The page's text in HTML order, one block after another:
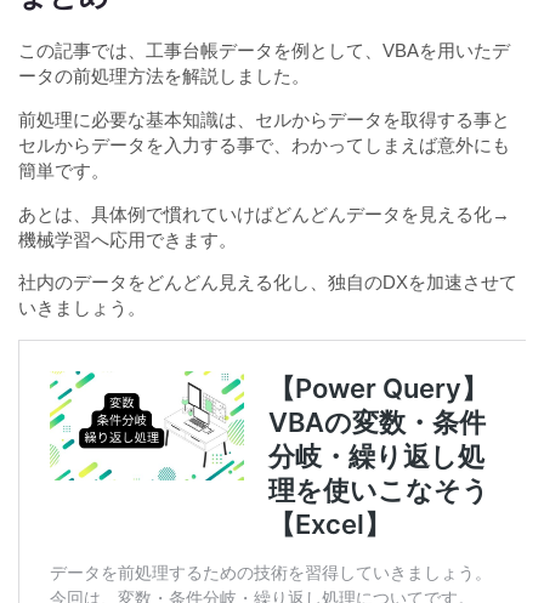
この記事では、工事台帳データを例として、VBAを用いたデ
ータの前処理方法を解説しました。
前処理に必要な基本知識は、セルからデータを取得する事と
セルからデータを入力する事で、わかってしまえば意外にも
簡単です。
あとは、具体例で慣れていけばどんどんデータを見える化→
機械学習へ応用できます。
社内のデータをどんどん見える化し、独自のDXを加速させて
いきましょう。